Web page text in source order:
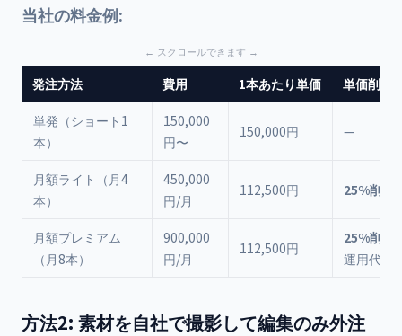
当社の料金例:
発注方法 費用 1本あたり単価 単価削減
単発（ショート1
本）
150,000
円〜
150,000円 —
月額ライト（月4
本）
450,000
円/月
112,500円 25%削減
月額プレミアム
（月8本）
900,000
円/月
112,500円
25%削減
運用代行
方法2: 素材を自社で撮影して編集のみ外注